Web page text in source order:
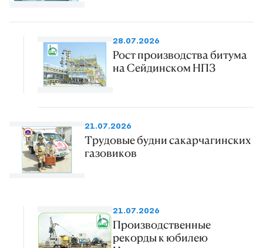
28.07.2026
Рост производства битума
на Сейдинском НПЗ
21.07.2026
Трудовые будни сакарчагинских
газовиков
21.07.2026
Производственные
рекорды к юбилею